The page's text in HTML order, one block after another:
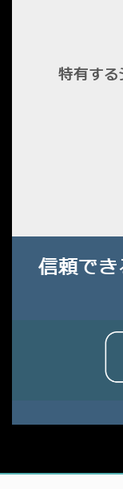
特有す
信頼で